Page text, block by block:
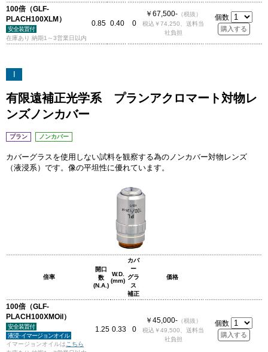
100倍（GLF-
PLACH100XLM）
安全装置付
在庫あり 納期1～3営業日以内
0.85 0.40 0
￥67,500-（税抜）
税込￥74,250、送料当
社負担
個数
有限遠補正光学系 プランアクロマート対物レ
ンズノンカバー
プラン ノンカバー
カバーグラスを使用しない試料を観察する為のノンカバー対物レンズ
（液浸系）です。像の平坦性に優れています。
倍率
開口
数
(N.A.)
W.D.
(mm)
カバ
ー
グラ
ス
補正
価格
100倍（GLF-
PLACH100XMOil）
安全装置付
液浸･イマージョンオイル
イマージョンオイルはこちら
1.25 0.33 0
￥45,000-（税抜）
税込￥49,500、送料当
社負担
個数